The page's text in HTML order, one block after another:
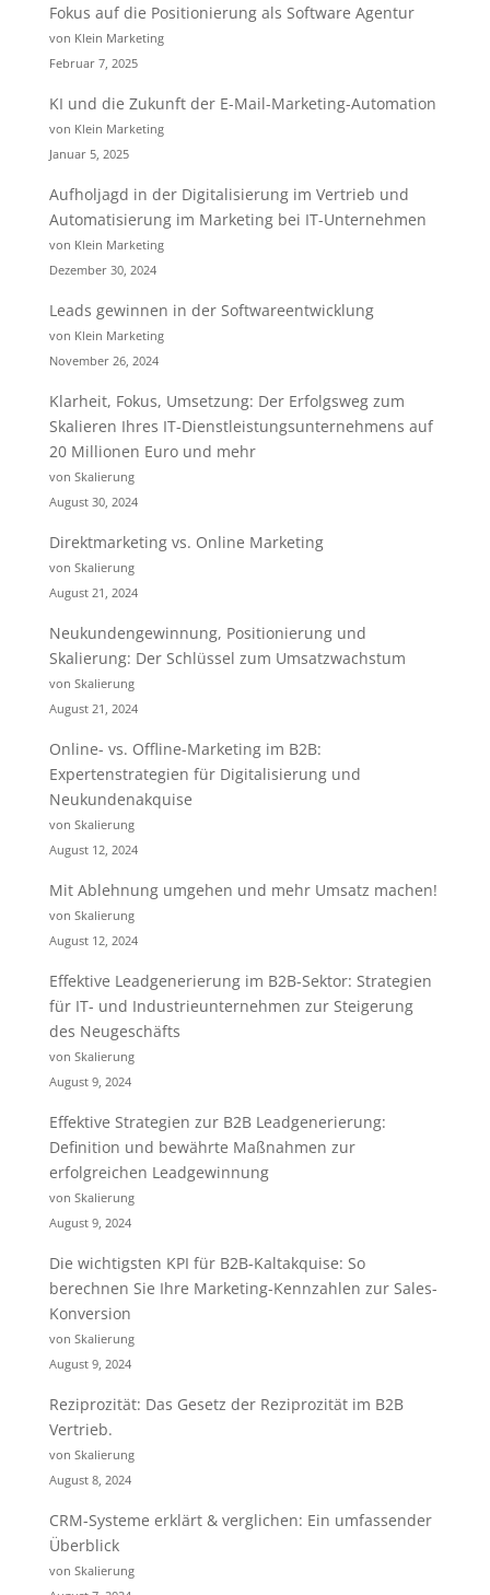
Fokus auf die Positionierung als Software Agentur
von Klein Marketing
Februar 7, 2025
KI und die Zukunft der E-Mail-Marketing-Automation
von Klein Marketing
Januar 5, 2025
Aufholjagd in der Digitalisierung im Vertrieb und
Automatisierung im Marketing bei IT-Unternehmen
von Klein Marketing
Dezember 30, 2024
Leads gewinnen in der Softwareentwicklung
von Klein Marketing
November 26, 2024
Klarheit, Fokus, Umsetzung: Der Erfolgsweg zum
Skalieren Ihres IT-Dienstleistungsunternehmens auf
20 Millionen Euro und mehr
von Skalierung
August 30, 2024
Direktmarketing vs. Online Marketing
von Skalierung
August 21, 2024
Neukundengewinnung, Positionierung und
Skalierung: Der Schlüssel zum Umsatzwachstum
von Skalierung
August 21, 2024
Online- vs. Offline-Marketing im B2B:
Expertenstrategien für Digitalisierung und
Neukundenakquise
von Skalierung
August 12, 2024
Mit Ablehnung umgehen und mehr Umsatz machen!
von Skalierung
August 12, 2024
Effektive Leadgenerierung im B2B-Sektor: Strategien
für IT- und Industrieunternehmen zur Steigerung
des Neugeschäfts
von Skalierung
August 9, 2024
Effektive Strategien zur B2B Leadgenerierung:
Definition und bewährte Maßnahmen zur
erfolgreichen Leadgewinnung
von Skalierung
August 9, 2024
Die wichtigsten KPI für B2B-Kaltakquise: So
berechnen Sie Ihre Marketing-Kennzahlen zur Sales-
Konversion
von Skalierung
August 9, 2024
Reziprozität: Das Gesetz der Reziprozität im B2B
Vertrieb.
von Skalierung
August 8, 2024
CRM-Systeme erklärt & verglichen: Ein umfassender
Überblick
von Skalierung